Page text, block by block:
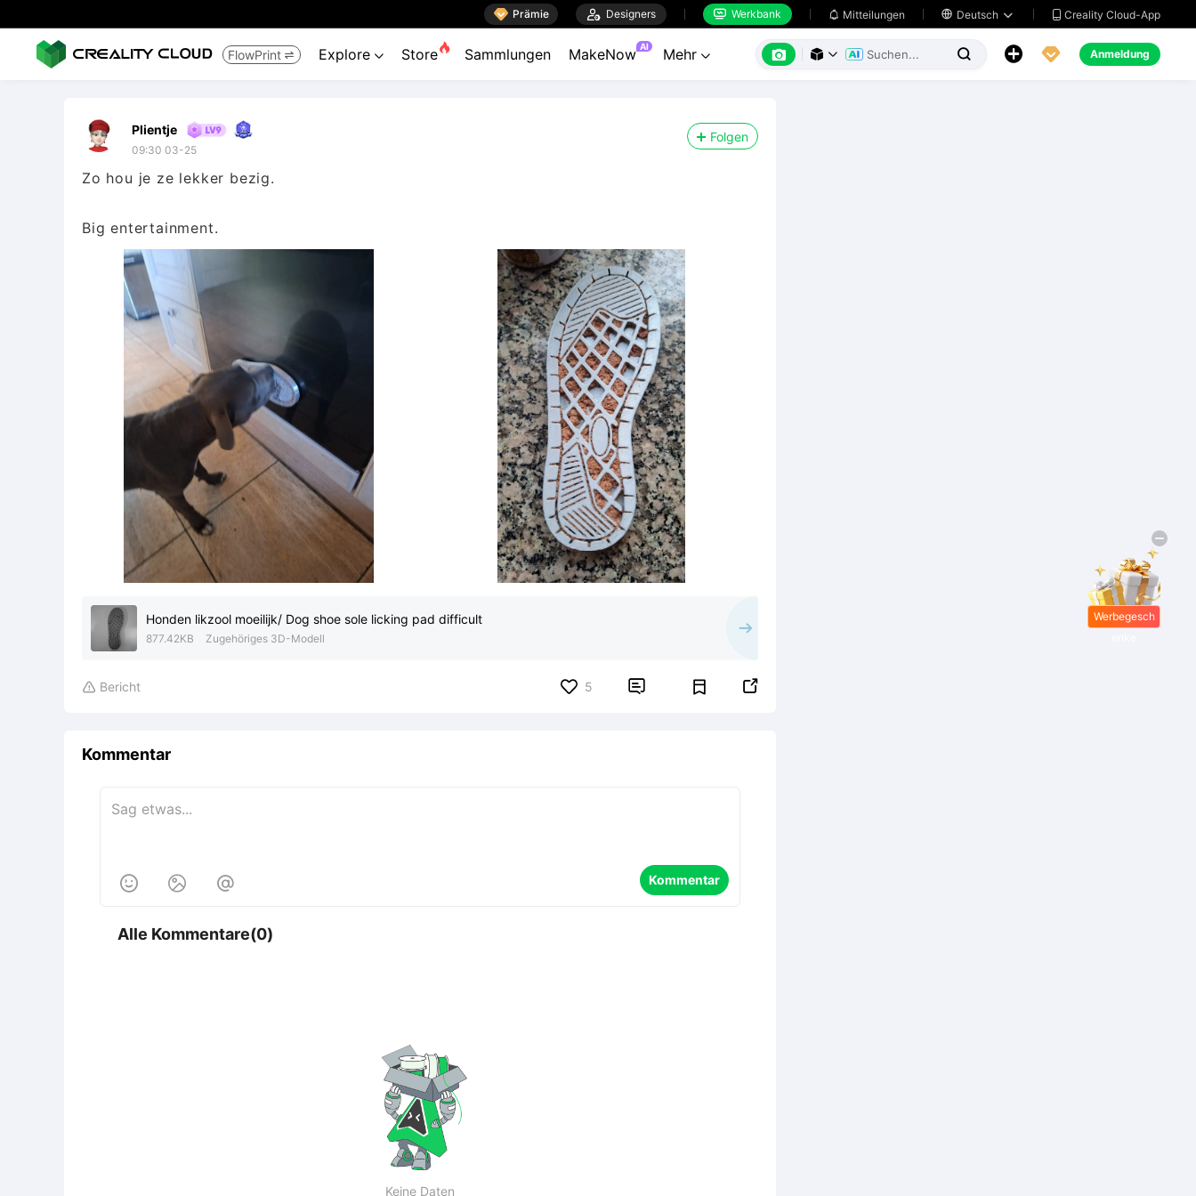
 Prämie  Designers  Werkbank  Mitteilungen  Deutsch   Creality Cloud-App
FlowPrint  Explore  Store Sammlungen MakeNow AI Mehr        Anmeldung
Plientje
09:30 03-25
Folgen
Zo hou je ze lekker bezig.
Big entertainment.
Honden likzool moeilijk/ Dog shoe sole licking pad difficult
877.42KB Zugehöriges 3D-Modell
 Bericht 5  
Kommentar
   Kommentar
Alle Kommentare(0)
Keine Daten
Werbegesch